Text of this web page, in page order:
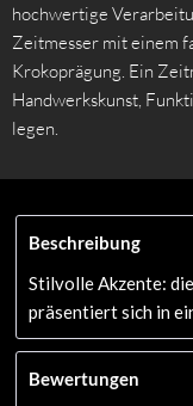
hochwertige
Zeitmesser mit einem
Krokoprägung. Ein
Handwerkskunst,
legen.
Beschreibung
Stilvolle Akzente:
präsentiert sich in
Bewertungen